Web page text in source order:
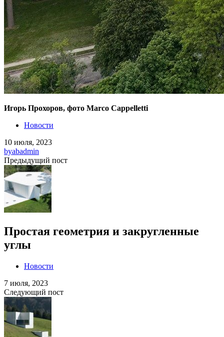
Игорь Прохоров, фото Marco Cappelletti
Новости
10 июля, 2023
byabadmin
Предыдущий пост
Простая геометрия и закругленные
углы
Новости
7 июля, 2023
Следующий пост